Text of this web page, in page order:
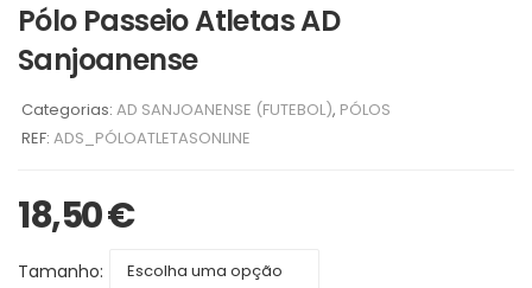
Pólo Passeio Atletas AD
Sanjoanense
Categorias: AD SANJOANENSE (FUTEBOL), PÓLOS
REF: ADS_PÓLOATLETASONLINE
18,50€
Tamanho: